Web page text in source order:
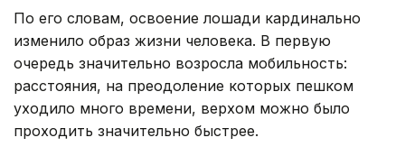
По его словам, освоение лошади кардинально
изменило образ жизни человека. В первую
очередь значительно возросла мобильность:
расстояния, на преодоление которых пешком
уходило много времени, верхом можно было
проходить значительно быстрее.